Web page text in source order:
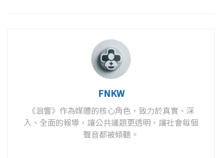
FNKW
《洄響》作為媒體的核心角色，致力於真實、深
入、全面的報導，讓公共議題更透明，讓社會每個
聲音都被傾聽。